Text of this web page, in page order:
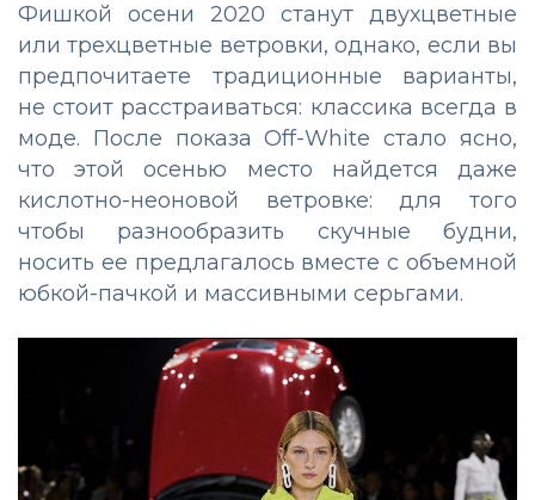
Фишкой осени 2020 станут двухцветные
или трехцветные ветровки, однако, если вы
предпочитаете традиционные варианты,
не стоит расстраиваться: классика всегда в
моде. После показа Off-White стало ясно,
что этой осенью место найдется даже
кислотно-неоновой ветровке: для того
чтобы разнообразить скучные будни,
носить ее предлагалось вместе с объемной
юбкой-пачкой и массивными серьгами.